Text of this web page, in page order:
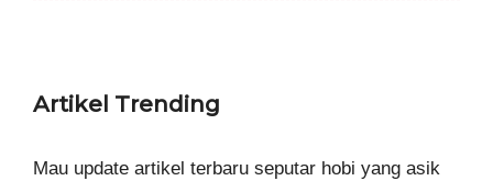
Artikel Trending
Mau update artikel terbaru seputar hobi yang asik